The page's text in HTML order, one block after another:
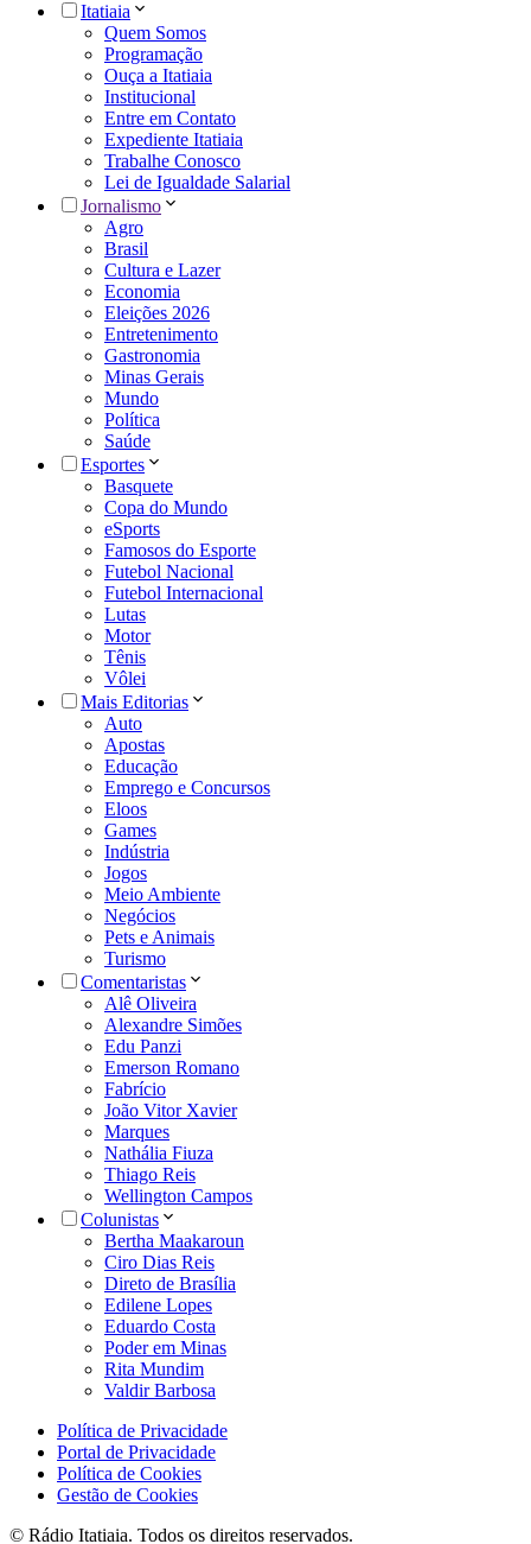
Itatiaia
Quem Somos
Programação
Ouça a Itatiaia
Institucional
Entre em Contato
Expediente Itatiaia
Trabalhe Conosco
Lei de Igualdade Salarial
Jornalismo
Agro
Brasil
Cultura e Lazer
Economia
Eleições 2026
Entretenimento
Gastronomia
Minas Gerais
Mundo
Política
Saúde
Esportes
Basquete
Copa do Mundo
eSports
Famosos do Esporte
Futebol Nacional
Futebol Internacional
Lutas
Motor
Tênis
Vôlei
Mais Editorias
Auto
Apostas
Educação
Emprego e Concursos
Eloos
Games
Indústria
Jogos
Meio Ambiente
Negócios
Pets e Animais
Turismo
Comentaristas
Alê Oliveira
Alexandre Simões
Edu Panzi
Emerson Romano
Fabrício
João Vitor Xavier
Marques
Nathália Fiuza
Thiago Reis
Wellington Campos
Colunistas
Bertha Maakaroun
Ciro Dias Reis
Direto de Brasília
Edilene Lopes
Eduardo Costa
Poder em Minas
Rita Mundim
Valdir Barbosa
Política de Privacidade
Portal de Privacidade
Política de Cookies
Gestão de Cookies
© Rádio Itatiaia. Todos os direitos reservados.